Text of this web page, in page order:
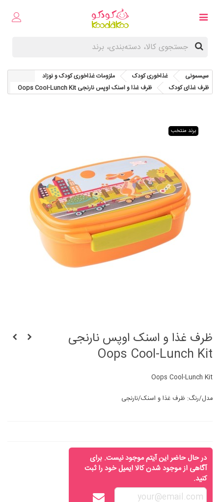
سیسمونی غذاخوری کودک
ملزومات غذاخوری کودک و نوزاد
ظرف غذای کودک
ظرف غذا و اسنک اوپس نارنجی Oops Cool-Lunch Kit
برند منتخب
ظرف غذا و اسنک اوپس نارنجی
Oops Cool-Lunch Kit
Oops Cool-Lunch Kit
مدل/رنگ: ظرف غذا و اسنک/نارنجی
در حال حاضر این آیتم موجود نیست. برای
آگاهی از موجود شدن کالا ایمیل خود را ثبت
کنید.